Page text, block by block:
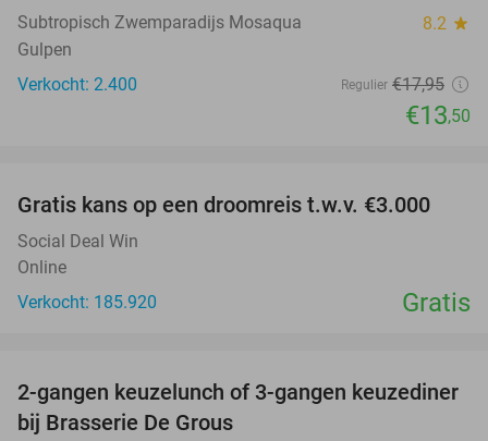
Subtropisch Zwemparadijs Mosaqua 8.2 star
Gulpen
Verkocht: 2.400
Regulier €17,95
€13,50
Gratis kans op een droomreis t.w.v. €3.000
Social Deal Win
Online
Verkocht: 185.920
Gratis
30%
2-gangen keuzelunch of 3-gangen keuzediner
bij Brasserie De Grous